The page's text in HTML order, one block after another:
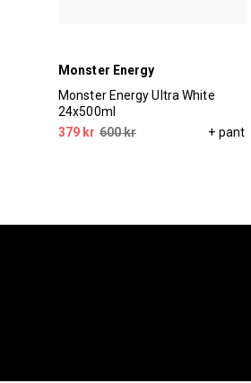
Monster Energy
Monster Energy Ultra White
24x500ml
379 kr 600 kr + pant